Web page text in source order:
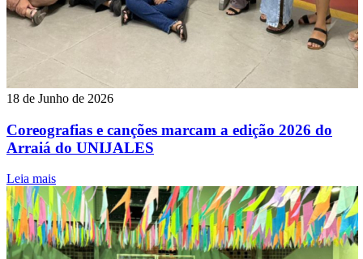
18 de Junho de 2026
Coreografias e canções marcam a edição 2026 do
Arraiá do UNIJALES
Leia mais